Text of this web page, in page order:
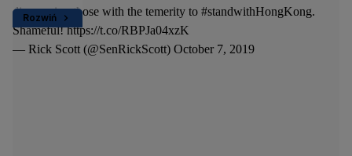
Rozwiń
disavowing those with the temerity to #standwithHongKong.
Shameful!https://t.co/RBPJa04xzK
— Rick Scott (@SenRickScott) October 7, 2019